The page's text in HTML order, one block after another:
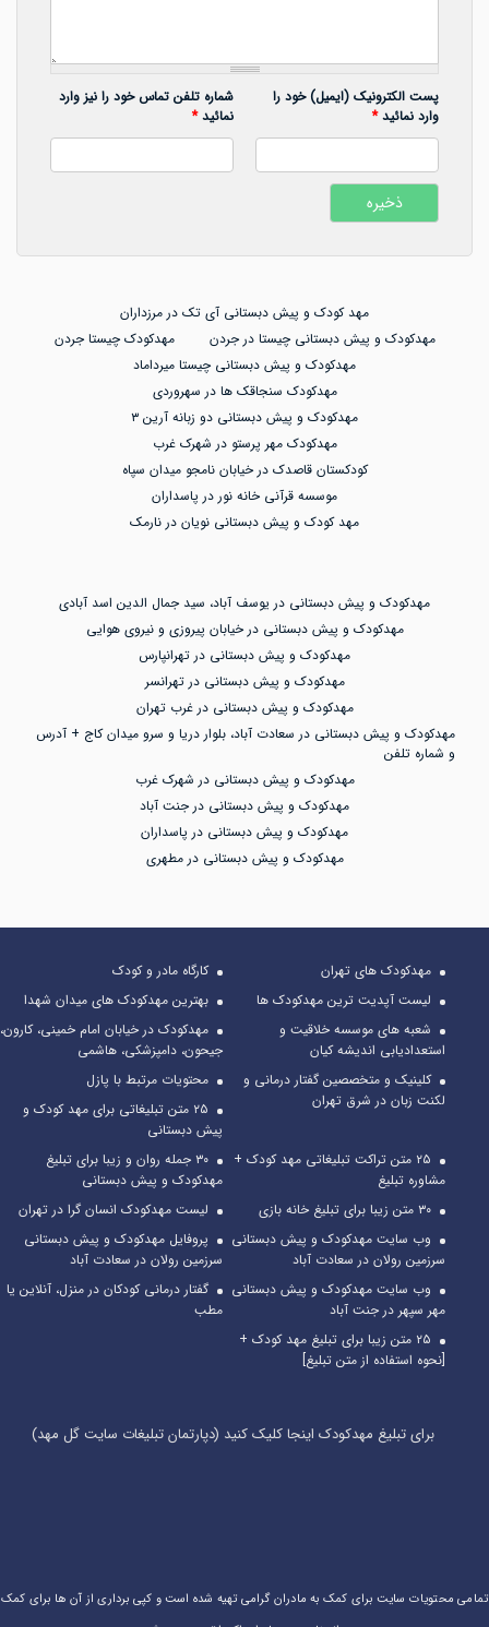
پست الکترونیک (ایمیل) خود را
وارد نمائید*
شماره تلفن تماس خود را نیز وارد
نمائید*
مهد کودک و پیش دبستانی آی تک در مرزداران
مهدکودک و پیش دبستانی چیستا در جردن
مهدکودک چیستا جردن
مهدکودک و پیش دبستانی چیستا میرداماد
مهدکودک سنجاقک ها در سهروردی
مهدکودک و پیش دبستانی دو زبانه آرین ۳
مهدکودک مهر پرستو در شهرک غرب
کودکستان قاصدک در خیابان نامجو میدان سپاه
موسسه قرآنی خانه نور در پاسداران
مهد کودک و پیش دبستانی نویان در نارمک
مهدکودک و پیش دبستانی در یوسف آباد، سید جمال الدین اسد آبادی
مهدکودک و پیش دبستانی در خیابان پیروزی و نیروی هوایی
مهدکودک و پیش دبستانی در تهرانپارس
مهدکودک و پیش دبستانی در تهرانسر
مهدکودک و پیش دبستانی در غرب تهران
مهدکودک و پیش دبستانی در سعادت آباد، بلوار دریا و سرو میدان کاج + آدرس
و شماره تلفن
مهدکودک و پیش دبستانی در شهرک غرب
مهدکودک و پیش دبستانی در جنت آباد
مهدکودک و پیش دبستانی در پاسداران
مهدکودک و پیش دبستانی در مطهری
مهدکودک های تهران
کارگاه مادر و کودک
لیست آپدیت ترین مهدکودک ها
بهترین مهدکودک های میدان شهدا
شعبه های موسسه خلاقیت و
استعدادیابی اندیشه کیان
مهدکودک در خیابان امام خمینی، کارون،
جیحون، دامپزشکی، هاشمی
کلینیک و متخصصین گفتار درمانی و
لکنت زبان در شرق تهران
محتویات مرتبط با پازل
۲۵ متن تبلیغاتی برای مهد کودک و
پیش دبستانی
۲۵ متن تراکت تبلیغاتی مهد کودک +
مشاوره تبلیغ
۳۰ جمله روان و زیبا برای تبلیغ
مهدکودک و پیش دبستانی
۳۰ متن زیبا برای تبلیغ خانه بازی
لیست مهدکودک انسان گرا در تهران
وب سایت مهدکودک و پیش دبستانی
سرزمین رولان در سعادت آباد
پروفایل مهدکودک و پیش دبستانی
سرزمین رولان در سعادت آباد
وب سایت مهدکودک و پیش دبستانی
مهر سپهر در جنت آباد
گفتار درمانی کودکان در منزل، آنلاین یا
مطب
۲۵ متن زیبا برای تبلیغ مهد کودک +
[نحوه استفاده از متن تبلیغ]
برای تبلیغ مهدکودک اینجا کلیک کنید (دپارتمان تبلیغات سایت گل مهد)
تمامی محتویات سایت برای کمک به مادران گرامی تهیه شده است و کپی برداری از آن ها برای کمک